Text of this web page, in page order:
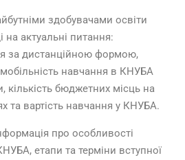
здобувачами освіти
на актуальні питання:
за дистанційною формою,
навчання в КНУБА
кількість бюджетних місць на
та вартість навчання у КНУБА.
про особливості
етапи та терміни вступної